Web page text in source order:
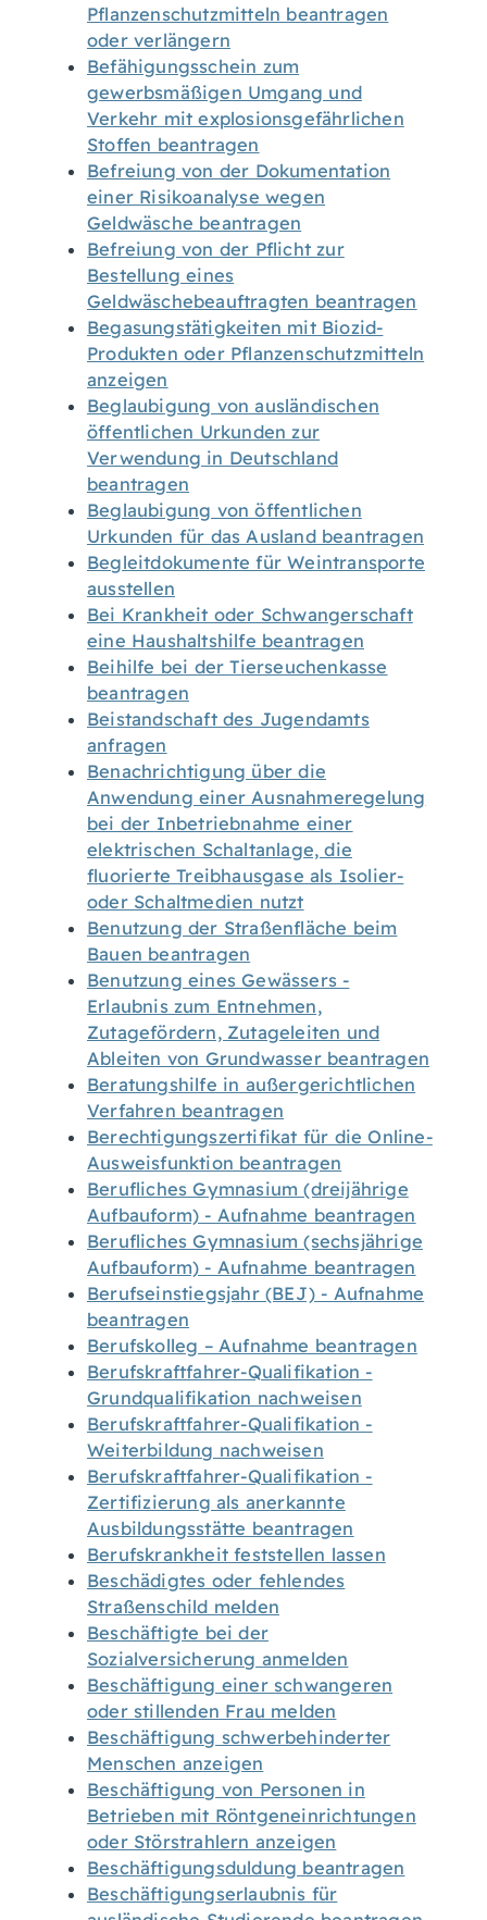
Pflanzenschutzmitteln beantragen
oder verlängern
Befähigungsschein zum
gewerbsmäßigen Umgang und
Verkehr mit explosionsgefährlichen
Stoffen beantragen
Befreiung von der Dokumentation
einer Risikoanalyse wegen
Geldwäsche beantragen
Befreiung von der Pflicht zur
Bestellung eines
Geldwäschebeauftragten beantragen
Begasungstätigkeiten mit Biozid-
Produkten oder Pflanzenschutzmitteln
anzeigen
Beglaubigung von ausländischen
öffentlichen Urkunden zur
Verwendung in Deutschland
beantragen
Beglaubigung von öffentlichen
Urkunden für das Ausland beantragen
Begleitdokumente für Weintransporte
ausstellen
Bei Krankheit oder Schwangerschaft
eine Haushaltshilfe beantragen
Beihilfe bei der Tierseuchenkasse
beantragen
Beistandschaft des Jugendamts
anfragen
Benachrichtigung über die
Anwendung einer Ausnahmeregelung
bei der Inbetriebnahme einer
elektrischen Schaltanlage, die
fluorierte Treibhausgase als Isolier-
oder Schaltmedien nutzt
Benutzung der Straßenfläche beim
Bauen beantragen
Benutzung eines Gewässers -
Erlaubnis zum Entnehmen,
Zutagefördern, Zutageleiten und
Ableiten von Grundwasser beantragen
Beratungshilfe in außergerichtlichen
Verfahren beantragen
Berechtigungszertifikat für die Online-
Ausweisfunktion beantragen
Berufliches Gymnasium (dreijährige
Aufbauform) - Aufnahme beantragen
Berufliches Gymnasium (sechsjährige
Aufbauform) - Aufnahme beantragen
Berufseinstiegsjahr (BEJ) - Aufnahme
beantragen
Berufskolleg – Aufnahme beantragen
Berufskraftfahrer-Qualifikation -
Grundqualifikation nachweisen
Berufskraftfahrer-Qualifikation -
Weiterbildung nachweisen
Berufskraftfahrer-Qualifikation -
Zertifizierung als anerkannte
Ausbildungsstätte beantragen
Berufskrankheit feststellen lassen
Beschädigtes oder fehlendes
Straßenschild melden
Beschäftigte bei der
Sozialversicherung anmelden
Beschäftigung einer schwangeren
oder stillenden Frau melden
Beschäftigung schwerbehinderter
Menschen anzeigen
Beschäftigung von Personen in
Betrieben mit Röntgeneinrichtungen
oder Störstrahlern anzeigen
Beschäftigungsduldung beantragen
Beschäftigungserlaubnis für